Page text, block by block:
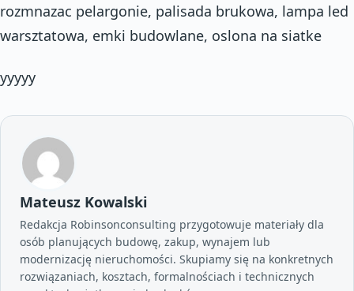
rozmnazac pelargonie, palisada brukowa, lampa led
warsztatowa, emki budowlane, oslona na siatke
yyyyy
Mateusz Kowalski
Redakcja Robinsonconsulting przygotowuje materiały dla
osób planujących budowę, zakup, wynajem lub
modernizację nieruchomości. Skupiamy się na konkretnych
rozwiązaniach, kosztach, formalnościach i technicznych